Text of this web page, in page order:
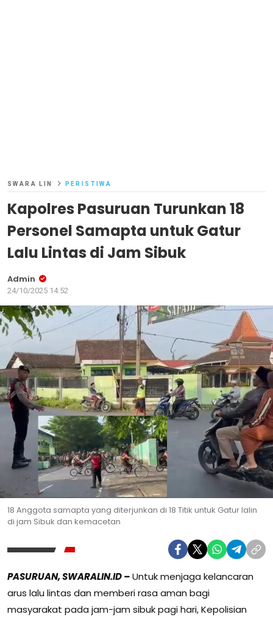
SWARA LIN PERISTIWA
Kapolres Pasuruan Turunkan 18
Personel Samapta untuk Gatur
Lalu Lintas di Jam Sibuk
Admin
24/10/2025 14:52
18 Anggota samapta yang diterjunkan di 18 Titik untuk Gatur lalin
di jam Sibuk dan kemacetan
PASURUAN, SWARALIN.ID –Untuk menjaga kelancaran
arus lalu lintas dan memberi rasa aman bagi
masyarakat pada jam-jam sibuk pagi hari, Kepolisian